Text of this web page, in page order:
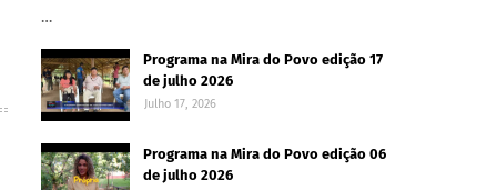
…
Programa na Mira do Povo edição 17
de julho 2026
Julho 17, 2026
Programa na Mira do Povo edição 06
de julho 2026